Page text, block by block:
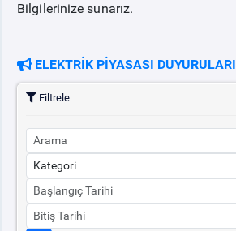
SERBEST TÜKETİCİ
MALİ UZLAŞTIRMA
BÜLTENLER
DUYURULAR
Bilgilerinize sunarız.
ELEKTRİK PİYASASI DUYURULARI
Filtrele